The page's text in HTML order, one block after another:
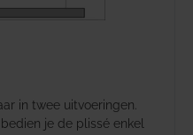
in twee uitvoeringen.
je de plissé enkel